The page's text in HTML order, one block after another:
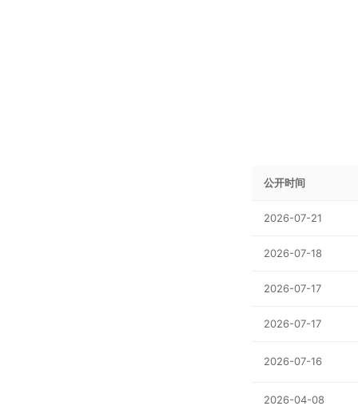
公开时间
2026-07-21
2026-07-18
2026-07-17
2026-07-17
2026-07-16
2026-04-08